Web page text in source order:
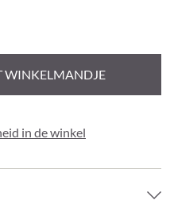
WINKELMANDJE
in de winkel